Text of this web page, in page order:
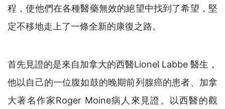
程，使他們在各種醫藥無效的絕望中找到了希望，堅
定不移地走上了一條全新的康復之路。
首先見證的是來自加拿大的西醫Lionel Labbe 醫生，
他以自己的一位腹如鼓的晚期前列腺癌的患者、加拿
大著名作家Roger Moine病人來見證。以西醫的觀